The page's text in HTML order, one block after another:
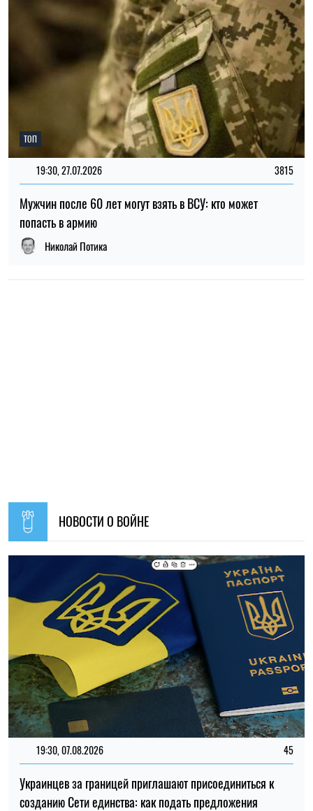
ТОП
19:30, 27.07.2026 3815
Мужчин после 60 лет могут взять в ВСУ: кто может
попасть в армию
Николай Потика
НОВОСТИ О ВОЙНЕ
19:30, 07.08.2026 45
Украинцев за границей приглашают присоединиться к
созданию Сети единства: как подать предложения